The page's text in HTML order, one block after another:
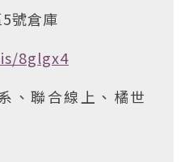
號倉庫
8glgx4
、聯合線上、橘世